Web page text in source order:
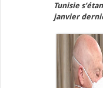
Tunisie
janvier